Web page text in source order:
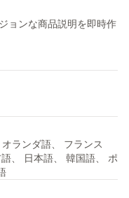
ョンな商品説明を即時作
ランダ語、 フランス
、 日本語、 韓国語、 ポ